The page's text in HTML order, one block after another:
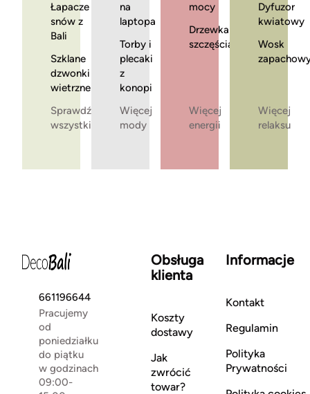
Łapacze
snów z
Bali
Szklane
dzwonki
wietrzne
Sprawdź
wszystkie
na
laptopa
Torby i
plecaki
z
konopi
Więcej
mody
mocy
Drzewka
szczęścia
Więcej
energii
Dyfuzor
kwiatowy
Wosk
Więcej
relaksu
661196644
Pracujemy
od
poniedziałku
do piątku
w godzinach
09:00-
Obsługa
klienta
Koszty
dostawy
Jak
zwrócić
towar?
Informacje
Kontakt
Regulamin
Polityka
Prywatności